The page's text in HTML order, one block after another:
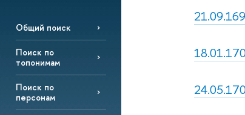
Общий поиск
Поиск по
топонимам
Поиск по
персонам